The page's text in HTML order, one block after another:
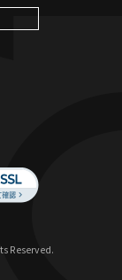
Reserved.